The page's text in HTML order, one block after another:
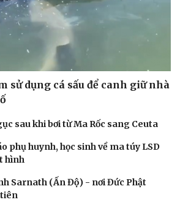
sử dụng cá sấu để canh giữ nhà
sau khi bơi từ Ma Rốc sang Ceuta
phụ huynh, học sinh về ma túy LSD
hình
Sarnath (Ấn Độ) - nơi Đức Phật